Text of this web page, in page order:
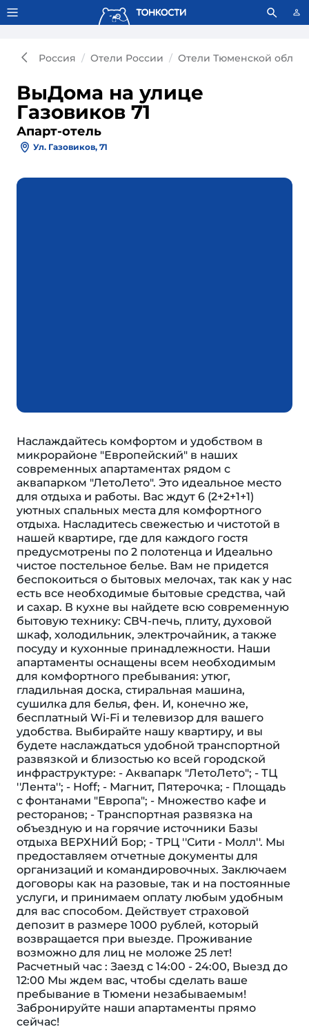
Тонкости используют сookie-файлы. Что это значит?
Россия Отели России Отели Тюменской
ВыДома на улице
Газовиков 71
Апарт-отель
Ул. Газовиков, 71
Наслаждайтесь комфортом и удобством в
микрорайоне "Европейский" в наших
современных апартаментах рядом с
аквапарком "ЛетоЛето". Это идеальное место
для отдыха и работы. Вас ждут 6 (2+2+1+1)
уютных спальных места для комфортного
отдыха. Насладитесь свежестью и чистотой в
нашей квартире, где для каждого гостя
предусмотрены по 2 полотенца и Идеально
чистое постельное белье. Вам не придется
беспокоиться о бытовых мелочах, так как у нас
есть все необходимые бытовые средства, чай
и сахар. В кухне вы найдете всю современную
бытовую технику: СВЧ-печь, плиту, духовой
шкаф, холодильник, электрочайник, а также
посуду и кухонные принадлежности. Наши
апартаменты оснащены всем необходимым
для комфортного пребывания: утюг,
гладильная доска, стиральная машина,
сушилка для белья, фен. И, конечно же,
бесплатный Wi-Fi и телевизор для вашего
удобства. Выбирайте нашу квартиру, и вы
будете наслаждаться удобной транспортной
развязкой и близостью ко всей городской
инфраструктуре: - Аквапарк "ЛетоЛето"; - ТЦ
''Лента''; - Ноff; - Магнит, Пятерочка; - Площадь
с фонтанами "Европа"; - Множество кафе и
ресторанов; - Транспортная развязка на
объездную и на горячие источники Базы
отдыха ВЕРХНИЙ Бор; - ТРЦ ''Сити - Молл''. Мы
предоставляем отчетные документы для
организаций и командировочных. Заключаем
договоры как на разовые, так и на постоянные
услуги, и принимаем оплату любым удобным
для вас способом. Действует страховой
депозит в размере 1000 рублей, который
возвращается при выезде. Проживание
возможно для лиц не моложе 25 лет!
Расчетный час : Заезд с 14:00 - 24:00, Выезд до
12:00 Мы ждем вас, чтобы сделать ваше
пребывание в Тюмени незабываемым!
Забронируйте наши апартаменты прямо
сейчас!